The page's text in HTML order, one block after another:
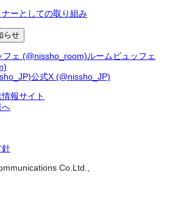
ーとしての取り組み
らせ
ルームビュッフェ
公式X (@nissho_JP)
報サイト
へ
針
Co.Ltd.,